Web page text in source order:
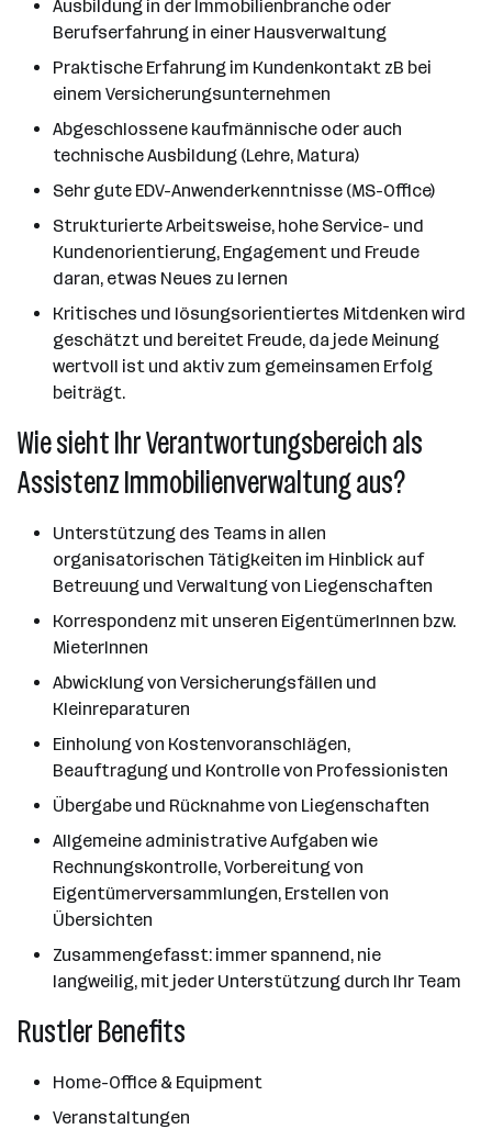
Ausbildung in der Immobilienbranche oder
Berufserfahrung in einer Hausverwaltung
Praktische Erfahrung im Kundenkontakt zB bei
einem Versicherungsunternehmen
Abgeschlossene kaufmännische oder auch
technische Ausbildung (Lehre, Matura)
Sehr gute EDV-Anwenderkenntnisse (MS-Office)
Strukturierte Arbeitsweise, hohe Service- und
Kundenorientierung, Engagement und Freude
daran, etwas Neues zu lernen
Kritisches und lösungsorientiertes Mitdenken wird
geschätzt und bereitet Freude, da jede Meinung
wertvoll ist und aktiv zum gemeinsamen Erfolg
beiträgt.
Wie sieht Ihr Verantwortungsbereich als
Assistenz Immobilienverwaltung aus?
Unterstützung des Teams in allen
organisatorischen Tätigkeiten im Hinblick auf
Betreuung und Verwaltung von Liegenschaften
Korrespondenz mit unseren EigentümerInnen bzw.
MieterInnen
Abwicklung von Versicherungsfällen und
Kleinreparaturen
Einholung von Kostenvoranschlägen,
Beauftragung und Kontrolle von Professionisten
Übergabe und Rücknahme von Liegenschaften
Allgemeine administrative Aufgaben wie
Rechnungskontrolle, Vorbereitung von
Eigentümerversammlungen, Erstellen von
Übersichten
Zusammengefasst: immer spannend, nie
langweilig, mit jeder Unterstützung durch Ihr Team
Rustler Benefits
Home-Office & Equipment
Veranstaltungen